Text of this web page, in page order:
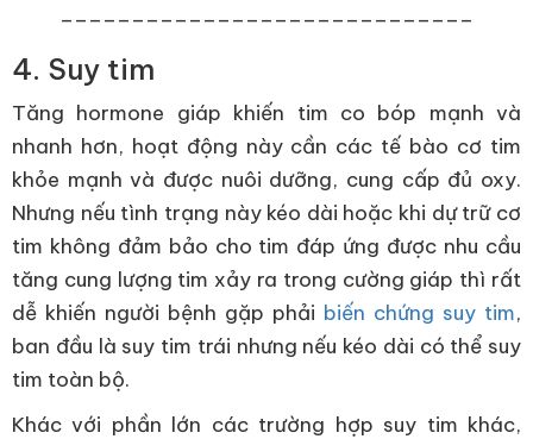
4. Suy tim
Tăng hormone giáp khiến tim co bóp mạnh và
nhanh hơn, hoạt động này cần các tế bào cơ tim
khỏe mạnh và được nuôi dưỡng, cung cấp đủ oxy.
Nhưng nếu tình trạng này kéo dài hoặc khi dự trữ cơ
tim không đảm bảo cho tim đáp ứng được nhu cầu
tăng cung lượng tim xảy ra trong cường giáp thì rất
dễ khiến người bệnh gặp phải biến chứng suy tim,
ban đầu là suy tim trái nhưng nếu kéo dài có thể suy
tim toàn bộ.
Khác với phần lớn các trường hợp suy tim khác,